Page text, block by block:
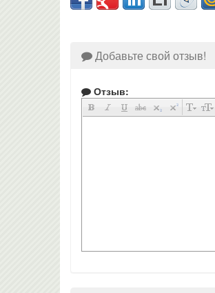
Добавьте свой отзыв!
Отзыв: